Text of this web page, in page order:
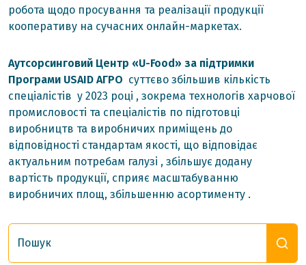
робота щодо просування та реалізації продукції
кооперативу на сучасних онлайн-маркетах.
Аутсорсинговий Центр «U-Food» за підтримки
Програми USAID АГРО суттєво збільшив кількість
спеціалістів у 2023 році , зокрема технологів харчової
промисловості та спеціалістів по підготовці
виробництв та виробничих приміщень до
відповідності стандартам якості, що відповідає
актуальним потребам галузі , збільшує додану
вартість продукції, сприяє масштабуванню
виробничих площ, збільшенню асортименту .
Пошук